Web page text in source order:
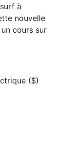
à
nouvelle
cours sur
($)